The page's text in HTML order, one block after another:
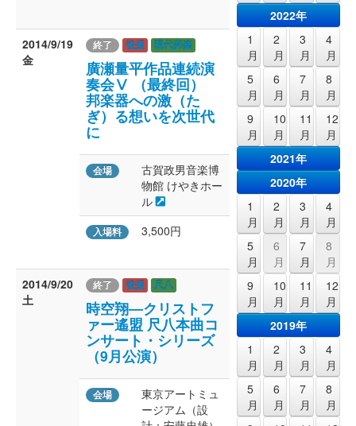
2014/9/19
金
終了 後援 現代邦楽
廣瀬量平作品連続演
奏会Ⅴ （最終回）
邦楽器への激（た
ぎ）る想いを次世代
に
会場
古賀政男音楽博
物館 けやきホー
ル
入場料 3,500円
2014/9/20
土
終了 後援 尺八
時空翔―クリストフ
ァー遙盟 尺八本曲コ
ンサート・シリーズ
（9月公演）
会場
東京アートミュ
ージアム（設
2022年
1
月
2
月
3
月
4
月
5
月
6
月
7
月
8
月
9
月
10
月
11
月
12
月
2021年
2020年
1
月
2
月
3
月
4
月
5
月
6
月
7
月
8
月
9
月
10
月
11
月
12
月
2019年
1
月
2
月
3
月
4
月
5
月
6
月
7
月
8
月